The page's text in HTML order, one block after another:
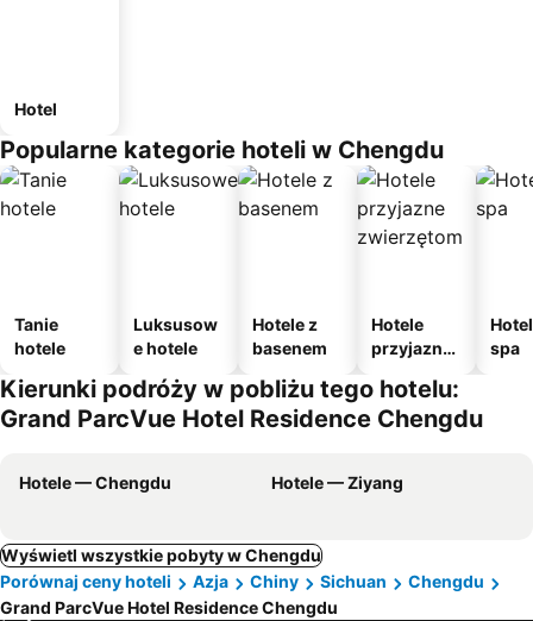
Hotel
Popularne kategorie hoteli w Chengdu
Tanie
hotele
Luksusow
e hotele
Hotele z
basenem
Hotele
przyjazne
m
spa
Kierunki podróży w pobliżu tego hotelu:
Grand ParcVue Hotel Residence Chengdu
Hotele — Chengdu Hotele — Ziyang
Wyświetl wszystkie pobyty w Chengdu
Porównaj ceny hoteli
Azja Chiny Sichuan
Chengdu
Grand ParcVue Hotel Residence Chengdu